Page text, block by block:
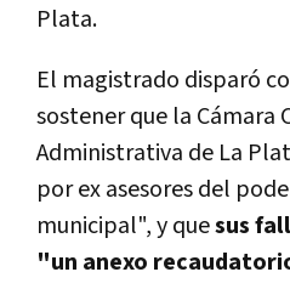
Plata.
El magistrado disparó
sostener que la Cámara
Administrativa de La
por ex asesores del
municipal", y quesus
"un anexo